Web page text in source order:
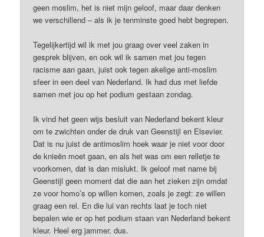
geen moslim, het is niet mijn geloof, maar daar denken
we verschillend – als ik je tenminste goed hebt begrepen.
Tegelijkertijd wil ik met jou graag over veel zaken in
gesprek blijven, en ook wil ik samen met jou tegen
racisme aan gaan, juist ook tegen akelige anti-moslim
sfeer in een deel van Nederland. Ik had dus met liefde
samen met jou op het podium gestaan zondag.
Ik vind het geen wijs besluit van Nederland bekent kleur
om te zwichten onder de druk van Geenstijl en Elsevier.
Dat is nu juist de antimoslim hoek waar je niet voor door
de knieën moet gaan, en als het was om een relletje te
voorkomen, dat is dan mislukt. Ik geloof met name bij
Geenstijl geen moment dat die aan het zieken zijn omdat
ze voor homo’s op willen komen, zoals je zegt: ze willen
graag een rel. En die lui van rechts laat je toch niet
bepalen wie er op het podium staan van Nederland bekent
kleur. Heel erg jammer, dus.